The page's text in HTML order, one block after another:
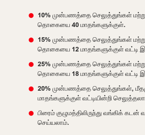
10% முன்பணத்தை செலுத்துங்கள்
தொகையை 40 மாதங்களுக்குள்.
15% முன்பணத்தை செலுத்துங்கள்
தொகையை 12 மாதங்களுக்குள் வட்டி
25% முன்பணத்தை செலுத்துங்கள்
தொகையை 18 மாதங்களுக்குள் வட்டி
20% முன்பணத்தை செலுத்துங்கள்,
மாதங்களுக்குள் வட்டியின்றி
பிரைம் குழுமத்திலிருந்து வங்கிக் கடன்
செய்யலாம்.